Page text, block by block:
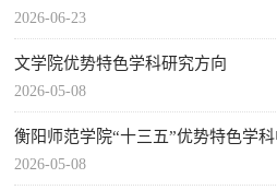
2026-06-23
文学院优势特色学科研究方向
2026-05-08
衡阳师范学院“十三五”优势特色学
2026-05-08